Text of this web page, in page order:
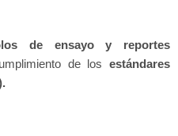
de ensayo y reportes
de los estándares